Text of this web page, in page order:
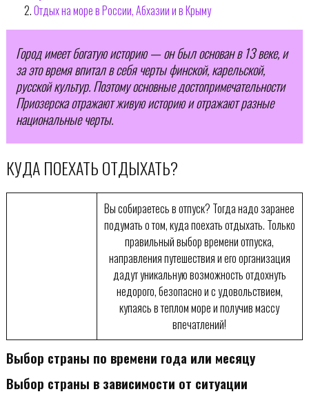
Отдых на море в России, Абхазии и в Крыму
Город имеет богатую историю — он был основан в 13 веке, и
за это время впитал в себя черты финской, карельской,
русской культур. Поэтому основные достопримечательности
Приозерска отражают живую историю и отражают разные
национальные черты.
КУДА ПОЕХАТЬ ОТДЫХАТЬ?
Вы собираетесь в отпуск? Тогда надо заранее
подумать о том, куда поехать отдыхать. Только
правильный выбор времени отпуска,
направления путешествия и его организация
дадут уникальную возможность отдохнуть
недорого, безопасно и с удовольствием,
купаясь в теплом море и получив массу
впечатлений!
Выбор страны по времени года или месяцу
Выбор страны в зависимости от ситуации